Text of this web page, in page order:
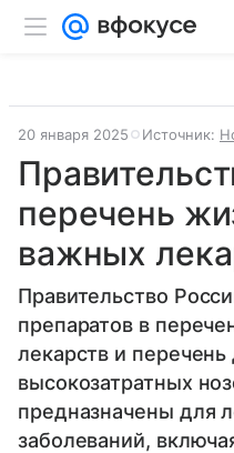
20 января 2025 Источник:
перечень
важных
Правительство
препаратов в
лекарств и перечень
высокозатратных
предназначены для
заболеваний,